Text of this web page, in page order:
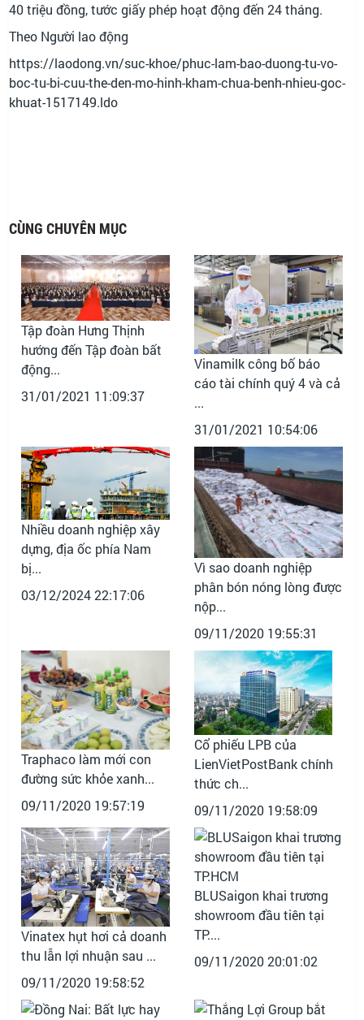
40 triệu đồng, tước giấy phép hoạt động đến 24 tháng.
Theo Người lao động
https://laodong.vn/suc-khoe/phuc-lam-bao-duong-tu-vo-
boc-tu-bi-cuu-the-den-mo-hinh-kham-chua-benh-nhieu-goc-
khuat-1517149.ldo
CÙNG CHUYÊN MỤC
Tập đoàn Hưng Thịnh
hướng đến Tập đoàn bất
động...
31/01/2021 11:09:37
Vinamilk công bố báo
cáo tài chính quý 4 và cả
...
31/01/2021 10:54:06
Nhiều doanh nghiệp xây
dựng, địa ốc phía Nam
bị...
03/12/2024 22:17:06
Vì sao doanh nghiệp
phân bón nóng lòng được
nộp...
09/11/2020 19:55:31
Traphaco làm mới con
đường sức khỏe xanh...
09/11/2020 19:57:19
Cổ phiếu LPB của
LienVietPostBank chính
thức ch...
09/11/2020 19:58:09
Vinatex hụt hơi cả doanh
thu lẫn lợi nhuận sau ...
09/11/2020 19:58:52
BLUSaigon khai trương
showroom đầu tiên tại
TP....
09/11/2020 20:01:02